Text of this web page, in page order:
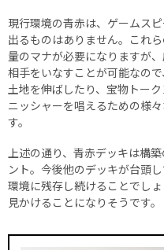
現行環境の青赤は、ゲームス
出るものはありません。これ
量のマナが必要になりますが
相手をいなすことが可能なの
土地を伸ばしたり、宝物トー
ニッシャーを唱えるための様
す。
上述の通り、青赤デッキは構
ント。今後他のデッキが台頭
環境に残存し続けることでし
見かけることになりそうです。